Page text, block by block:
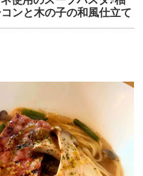
ンと木の子の和風仕立て